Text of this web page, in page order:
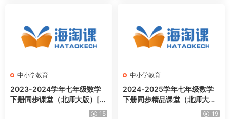
中小学教育
2023-2024学年七年级数学
下册同步课堂（北师大版）[完
15
中小学教育
2024-2025学年七年级数学
下册同步精品课堂（北师大版
19